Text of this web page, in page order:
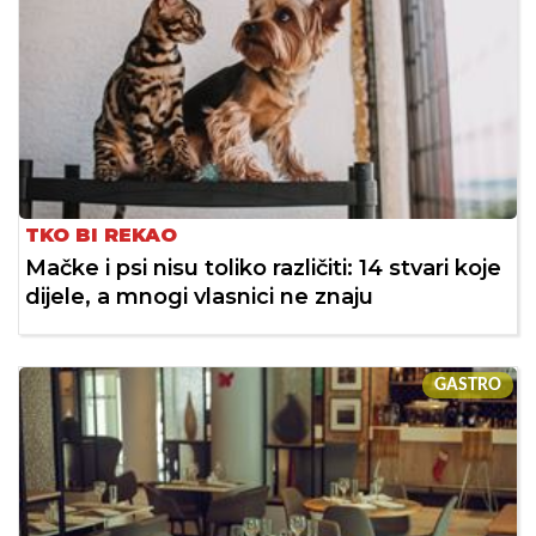
TKO BI REKAO
Mačke i psi nisu toliko različiti: 14 stvari koje
dijele, a mnogi vlasnici ne znaju
GASTRO